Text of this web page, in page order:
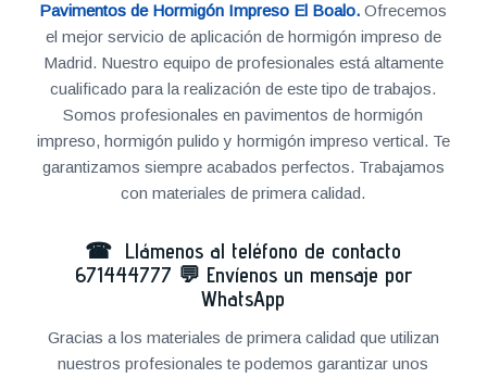
Pavimentos de Hormigón Impreso El Boalo.Ofrecemos
el mejor servicio de aplicación de hormigón impreso de
Madrid. Nuestro equipo de profesionales está altamente
cualificado para la realización de este tipo de trabajos.
Somos profesionales en pavimentos de hormigón
impreso, hormigón pulido y hormigón impreso vertical. Te
garantizamos siempre acabados perfectos. Trabajamos
con materiales de primera calidad.
☎ Llámenos al teléfono de contacto
671444777 💬 Envíenos un mensaje por
WhatsApp
Gracias a los materiales de primera calidad que utilizan
nuestros profesionales te podemos garantizar unos